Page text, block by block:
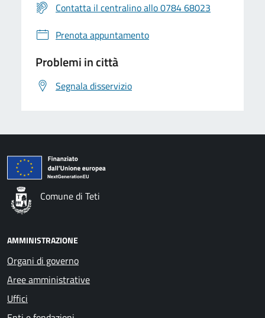
Contatta il centralino allo 0784 68023
Prenota appuntamento
Problemi in città
Segnala disservizio
Comune di Teti
AMMINISTRAZIONE
Organi di governo
Aree amministrative
Uffici